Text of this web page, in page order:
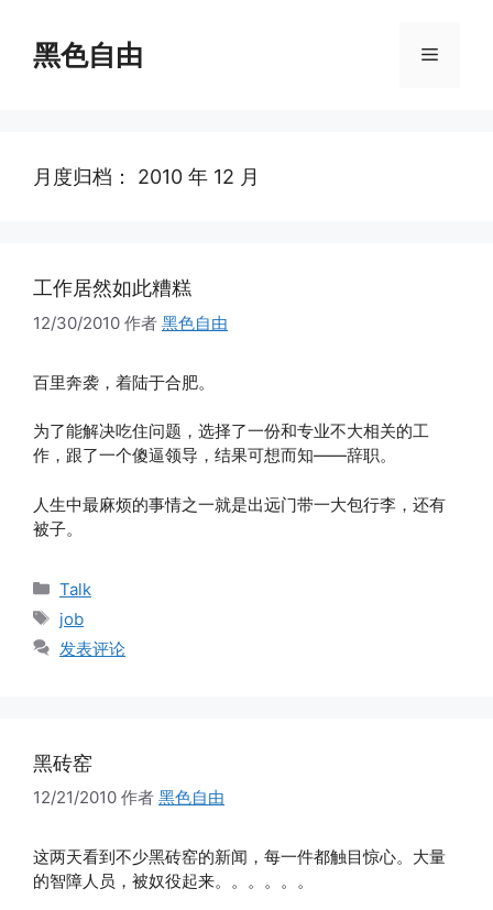
黑色自由 菜
月度归档： 2010 年 12 月
工作居然如此糟糕
12/30/2010 作者 黑色自由
百里奔袭，着陆于合肥。
为了能解决吃住问题，选择了一份和专业不大相关的工
作，跟了一个傻逼领导，结果可想而知——辞职。
人生中最麻烦的事情之一就是出远门带一大包行李，还有
被子。
分
类
Talk
标
签
job
发表评论
黑砖窑
12/21/2010 作者 黑色自由
这两天看到不少黑砖窑的新闻，每一件都触目惊心。大量
的智障人员，被奴役起来。。。。。。